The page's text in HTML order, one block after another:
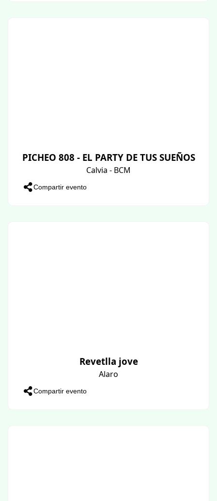
PICHEO 808 - EL PARTY DE TUS SUEÑOS
Calvia - BCM
Compartir evento
Revetlla jove
Alaro
Compartir evento